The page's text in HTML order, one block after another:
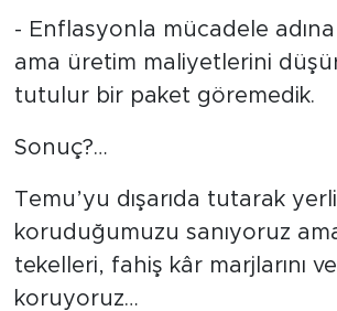
- Enflasyonla mücadele adına
ama üretim maliyetlerini
tutulur bir paket göremedik.
Sonuç?…
Temu’yu dışarıda tutarak
koruduğumuzu sanıyoruz
tekelleri, fahiş kâr marjlarını
koruyoruz…